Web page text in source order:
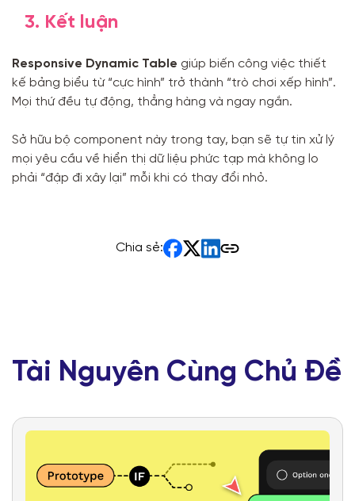
3. Kết luận
Responsive Dynamic Table giúp biến công việc thiết
kế bảng biểu từ “cực hình” trở thành “trò chơi xếp hình”.
Mọi thứ đều tự động, thẳng hàng và ngay ngắn.
Sở hữu bộ component này trong tay, bạn sẽ tự tin xử lý
mọi yêu cầu về hiển thị dữ liệu phức tạp mà không lo
phải “đập đi xây lại” mỗi khi có thay đổi nhỏ.
Chia sẻ:
Tài Nguyên Cùng Chủ Đề